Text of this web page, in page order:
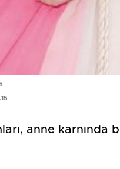
anne karnında